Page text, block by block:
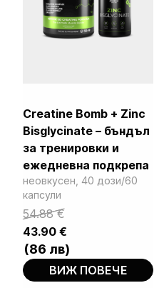
Creatine Bomb + Zinc
Bisglycinate – бъндъл
за тренировки и
ежедневна подкрепа
неовкусен, 40 дози/60
капсули
54.88€
Original
price
was:
54.88 €.
43.90 €
Current
price
is:
43.90 €.
(86 лв)
ВИЖ ПОВЕЧЕ